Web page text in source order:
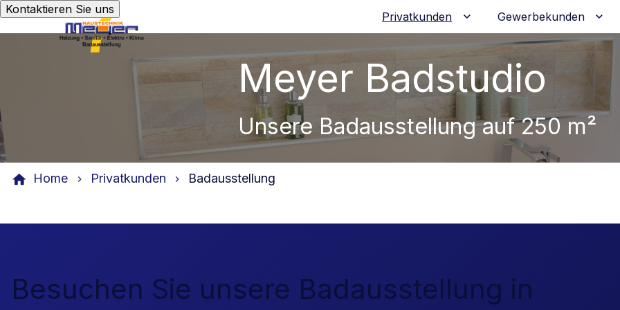
Kontaktieren Sie uns
Privatkunden Untermenü für
Gewerbekunden
Meyer Badstudio
Unsere Badausstellung auf 250 m²
Home Privatkunden Badausstellung
Besuchen Sie unsere Badausstellung in